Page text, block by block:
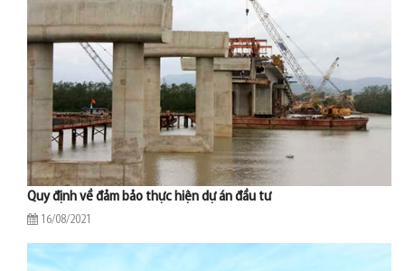
Quy định về đảm bảo thực hiện dự án đầu tư
16/08/2021